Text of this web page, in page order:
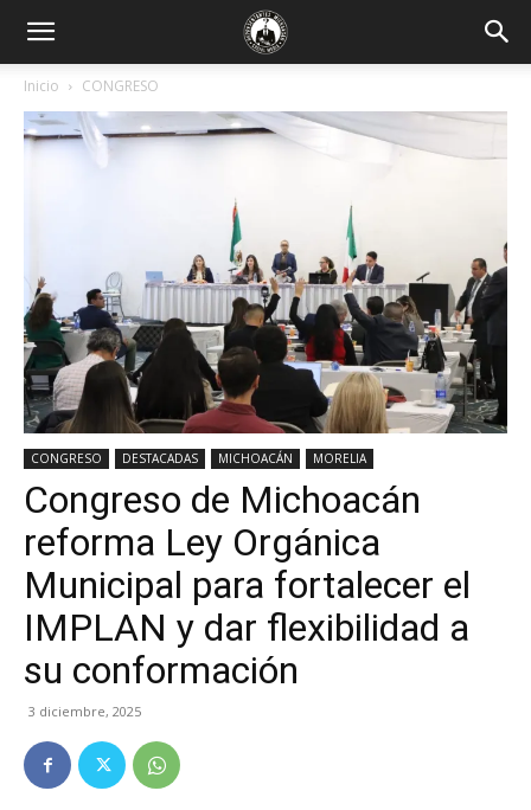
Inicio CONGRESO
CONGRESO DESTACADAS MICHOACÁN MORELIA
Congreso de Michoacán
reforma Ley Orgánica
Municipal para fortalecer el
IMPLAN y dar flexibilidad a
su conformación
3 diciembre, 2025